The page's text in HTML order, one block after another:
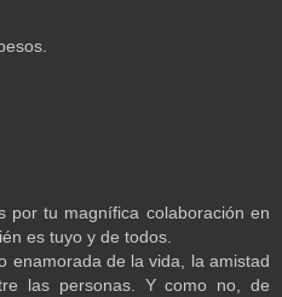
por tu magnífica colaboración en
es tuyo y de todos.
enamorada de la vida, la amistad
las personas. Y como no, de